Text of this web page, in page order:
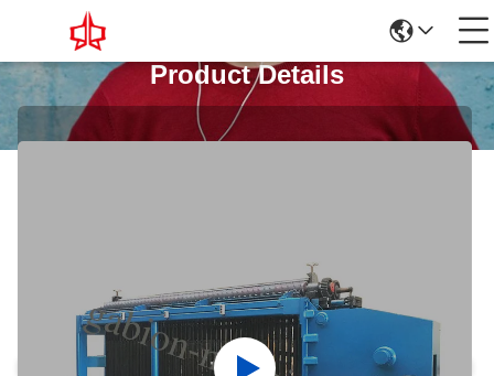
Product Details